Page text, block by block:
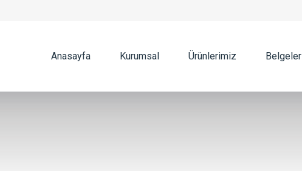
Anasayfa Kurumsal Ürünlerimiz